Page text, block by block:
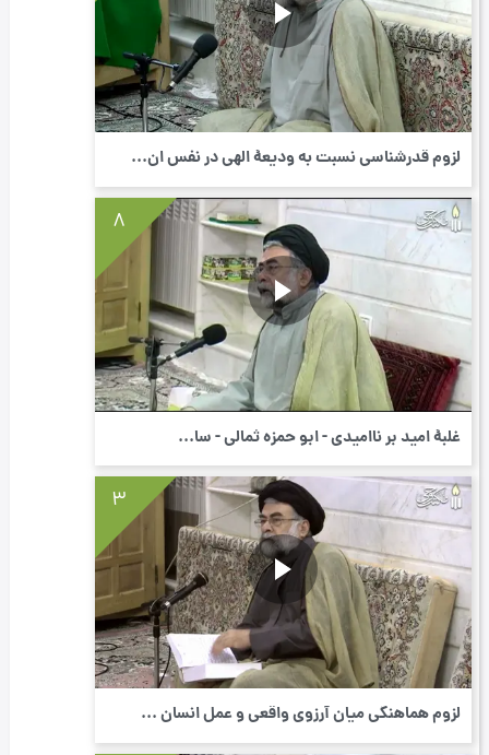
لزوم قدرشناسی نسبت به ودیعۀ الهی در نفس ان...
8
غلبۀ امید بر ناامیدی - ابو حمزه ثمالی - سا...
3
لزوم هماهنگی میان آرزوی واقعی و عمل انسان ...